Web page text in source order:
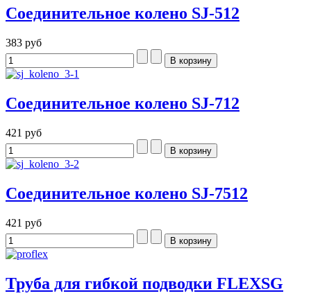
Соединительное колено SJ-512
383 руб
Соединительное колено SJ-712
421 руб
Соединительное колено SJ-7512
421 руб
Труба для гибкой подводки FLEXSG